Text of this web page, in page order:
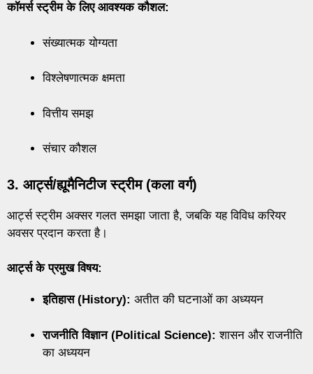
कॉमर्स स्ट्रीम के लिए आवश्यक कौशल:
संख्यात्मक योग्यता
विश्लेषणात्मक क्षमता
वित्तीय समझ
संचार कौशल
3. आर्ट्स/ह्यूमैनिटीज स्ट्रीम (कला वर्ग)
आर्ट्स स्ट्रीम अक्सर गलत समझा जाता है, जबकि यह विविध करियर
अवसर प्रदान करता है।
आर्ट्स के प्रमुख विषय:
इतिहास (History): अतीत की घटनाओं का अध्ययन
राजनीति विज्ञान (Political Science): शासन और राजनीति
का अध्ययन